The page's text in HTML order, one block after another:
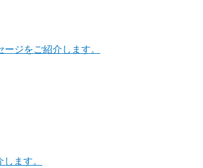
ジをご紹介します。
ます。